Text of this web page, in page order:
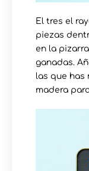
El tres el
piezas
en la
ganadas.
las que has
madera